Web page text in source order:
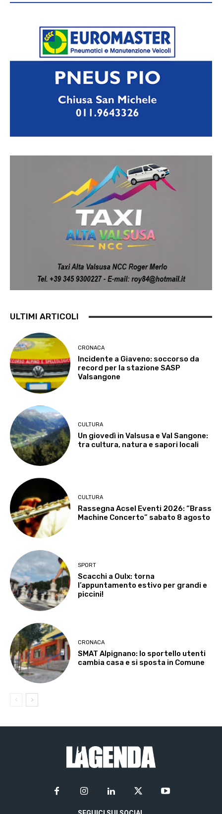
ULTIMI ARTICOLI
CRONACA
Incidente a Giaveno: soccorso da
record per la stazione SASP
Valsangone
CULTURA
Un giovedì in Valsusa e Val Sangone:
tra cultura, natura e sapori locali
CULTURA
Rassegna Acsel Eventi 2026: “Brass
Machine Concerto” sabato 8 agosto
SPORT
Scacchi a Oulx: torna
l’appuntamento estivo per grandi e
piccini!
CRONACA
SMAT Alpignano: lo sportello utenti
cambia casa e si sposta in Comune